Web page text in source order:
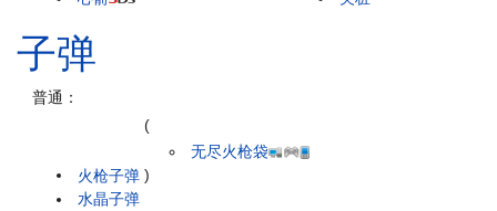
子弹
普通：
火枪子弹
(
无尽火枪袋
)
水晶子弹